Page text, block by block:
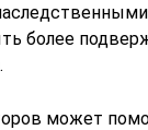
более
может